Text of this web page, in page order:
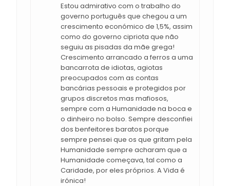
Estou admirativo com o trabalho do
governo português que chegou a um
crescimento económico de 1,5%, assim
como do governo cipriota que não
seguiu as pisadas da mãe grega!
Crescimento arrancado a ferros a uma
bancarrota de idiotas, agiotas
preocupados com as contas
bancárias pessoais e protegidos por
grupos discretos mas mafiosos,
sempre com a Humanidade na boca e
o dinheiro no bolso. Sempre desconfiei
dos benfeitores baratos porque
sempre pensei que os que gritam pela
Humanidade sempre acharam que a
Humanidade começava, tal como a
Caridade, por eles próprios. A Vida é
irónica!